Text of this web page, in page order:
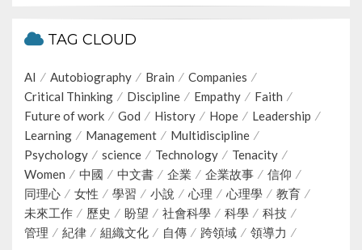
TAG CLOUD
AI Autobiography Brain
Companies
Critical Thinking
Discipline Empathy
Faith
Future of work
God History Hope
Leadership
Learning
Management
Multidiscipline
Psychology
science Technology
Tenacity
Women
中國 中文書 企業 企業故事
信仰
同理心
女性 學習 小說 心理 心理學
教育
未來工作
歷史 盼望 社會科學 科學
科技
管理
紀律 組織文化 自傳 跨領域 領導力